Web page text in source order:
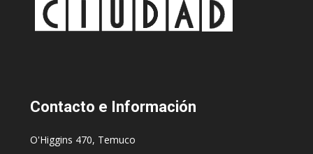
Contacto e Información
O'Higgins 470, Temuco